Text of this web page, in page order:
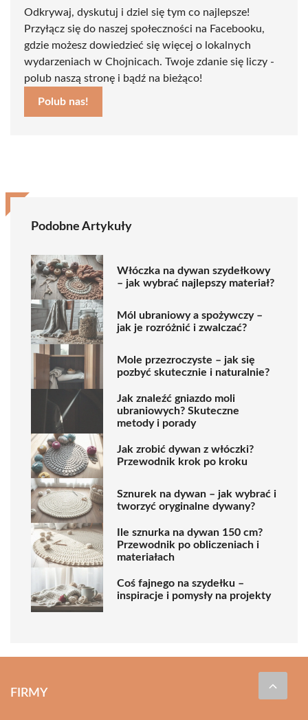
Odkrywaj, dyskutuj i dziel się tym co najlepsze!
Przyłącz się do naszej społeczności na Facebooku,
gdzie możesz dowiedzieć się więcej o lokalnych
wydarzeniach w Chojnicach. Twoje zdanie się liczy -
polub naszą stronę i bądź na bieżąco!
Polub nas!
Podobne Artykuły
Włóczka na dywan szydełkowy
– jak wybrać najlepszy materiał?
Mól ubraniowy a spożywczy –
jak je rozróżnić i zwalczać?
Mole przezroczyste – jak się
pozbyć skutecznie i naturalnie?
Jak znaleźć gniazdo moli
ubraniowych? Skuteczne
metody i porady
Jak zrobić dywan z włóczki?
Przewodnik krok po kroku
Sznurek na dywan – jak wybrać i
tworzyć oryginalne dywany?
Ile sznurka na dywan 150 cm?
Przewodnik po obliczeniach i
materiałach
Coś fajnego na szydełku –
inspiracje i pomysły na projekty
FIRMY